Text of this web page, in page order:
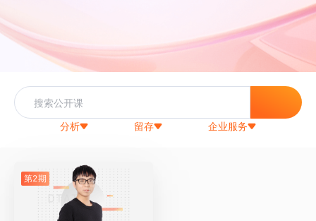
分析 留存 企业服务
第2期